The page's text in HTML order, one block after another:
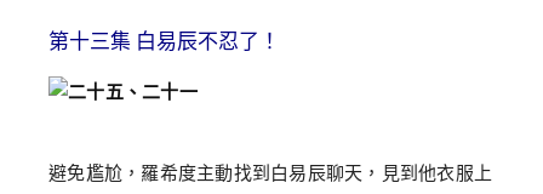
第十三集 白易辰不忍了！
避免尷尬，羅希度主動找到白易辰聊天，見到他衣服上